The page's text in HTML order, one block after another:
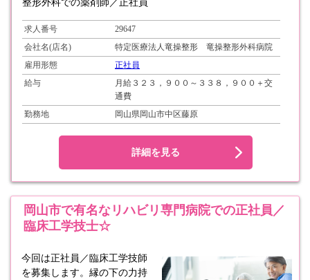
整形外科での薬剤師／正社員
求人番号
29647
会社名(店名)
特定医療法人竜操整形 竜操整形外科病院
雇用形態
正社員
給与
月給３２３，９００～３３８，９００＋交
通費
勤務地
岡山県岡山市中区藤原
詳細を見る
岡山市で有名なリハビリ専門病院での正社員／
臨床工学技士☆
今回は正社員／臨床工学技師
を募集します。縁の下の力持